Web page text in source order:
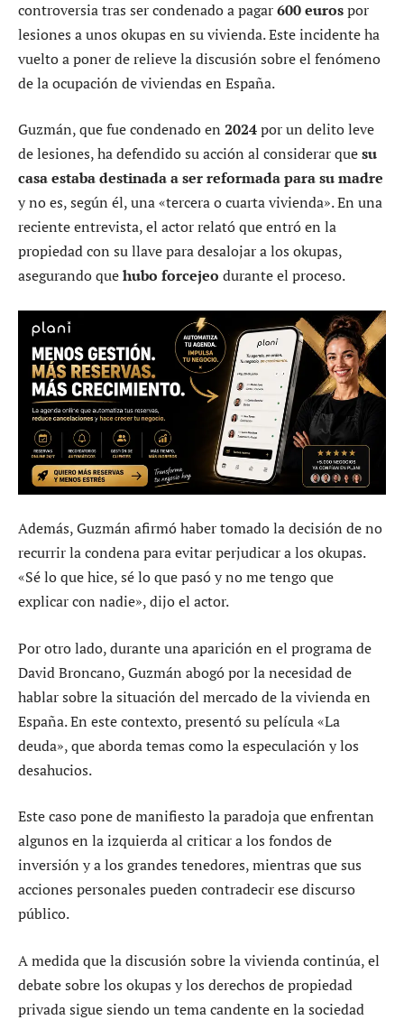
controversia tras ser condenado a pagar600 eurospor
lesiones a unos okupas en su vivienda. Este incidente ha
vuelto a poner de relieve la discusión sobre el fenómeno
de la ocupación de viviendas en España.
Guzmán, que fue condenado en 2024por un delito leve
de lesiones, ha defendido su acción al considerar quesu
casa estaba destinada a ser reformada para su madre
y no es, según él, una «tercera o cuarta vivienda». En una
reciente entrevista, el actor relató que entró en la
propiedad con su llave para desalojar a los okupas,
asegurando quehubo forcejeo durante el proceso.
Además, Guzmán afirmó haber tomado la decisión de no
recurrir la condena para evitar perjudicar a los okupas.
«Sé lo que hice, sé lo que pasó y no me tengo que
explicar con nadie», dijo el actor.
Por otro lado, durante una aparición en el programa de
David Broncano, Guzmán abogó por la necesidad de
hablar sobre la situación del mercado de la vivienda en
España. En este contexto, presentó su película «La
deuda», que aborda temas como la especulación y los
desahucios.
Este caso pone de manifiesto la paradoja que enfrentan
algunos en la izquierda al criticar a los fondos de
inversión y a los grandes tenedores, mientras que sus
acciones personales pueden contradecir ese discurso
público.
A medida que la discusión sobre la vivienda continúa, el
debate sobre los okupas y los derechos de propiedad
privada sigue siendo un tema candente en la sociedad